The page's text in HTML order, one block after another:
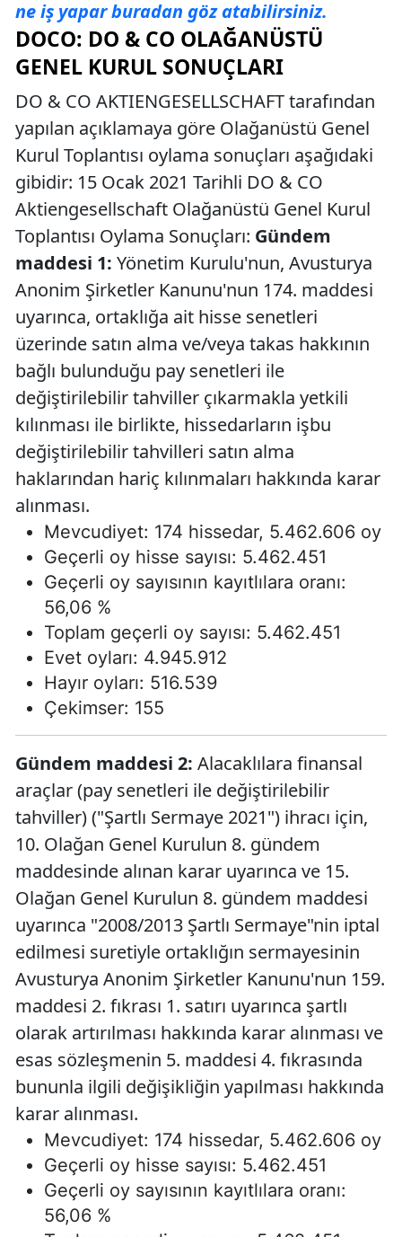
ne iş yapar buradan göz atabilirsiniz.
DOCO: DO & CO OLAĞANÜSTÜ
GENEL KURUL SONUÇLARI
DO & CO AKTIENGESELLSCHAFT tarafından
yapılan açıklamaya göre Olağanüstü Genel
Kurul Toplantısı oylama sonuçları aşağıdaki
gibidir: 15 Ocak 2021 Tarihli DO & CO
Aktiengesellschaft Olağanüstü Genel Kurul
Toplantısı Oylama Sonuçları: Gündem
maddesi 1: Yönetim Kurulu'nun, Avusturya
Anonim Şirketler Kanunu'nun 174. maddesi
uyarınca, ortaklığa ait hisse senetleri
üzerinde satın alma ve/veya takas hakkının
bağlı bulunduğu pay senetleri ile
değiştirilebilir tahviller çıkarmakla yetkili
kılınması ile birlikte, hissedarların işbu
değiştirilebilir tahvilleri satın alma
haklarından hariç kılınmaları hakkında karar
alınması.
Mevcudiyet: 174 hissedar, 5.462.606 oy
Geçerli oy hisse sayısı: 5.462.451
Geçerli oy sayısının kayıtlılara oranı:
56,06 %
Toplam geçerli oy sayısı: 5.462.451
Evet oyları: 4.945.912
Hayır oyları: 516.539
Çekimser: 155
Gündem maddesi 2: Alacaklılara finansal
araçlar (pay senetleri ile değiştirilebilir
tahviller) ("Şartlı Sermaye 2021") ihracı için,
10. Olağan Genel Kurulun 8. gündem
maddesinde alınan karar uyarınca ve 15.
Olağan Genel Kurulun 8. gündem maddesi
uyarınca "2008/2013 Şartlı Sermaye"nin iptal
edilmesi suretiyle ortaklığın sermayesinin
Avusturya Anonim Şirketler Kanunu'nun 159.
maddesi 2. fıkrası 1. satırı uyarınca şartlı
olarak artırılması hakkında karar alınması ve
esas sözleşmenin 5. maddesi 4. fıkrasında
bununla ilgili değişikliğin yapılması hakkında
karar alınması.
Mevcudiyet: 174 hissedar, 5.462.606 oy
Geçerli oy hisse sayısı: 5.462.451
Geçerli oy sayısının kayıtlılara oranı:
56,06 %